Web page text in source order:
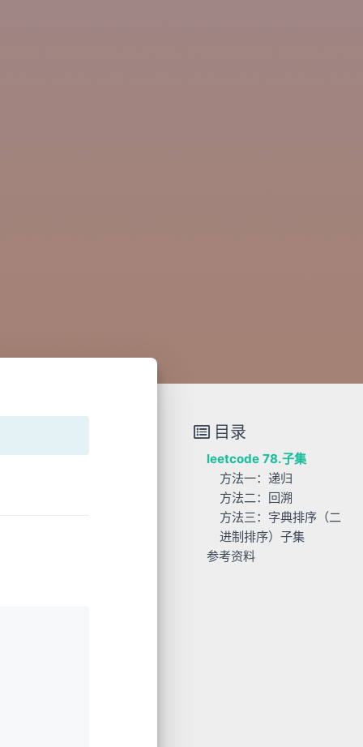
目录
leetcode 78.子集
方法一：递归
方法二：回溯
方法三：字典排序（二
进制排序）子集
参考资料